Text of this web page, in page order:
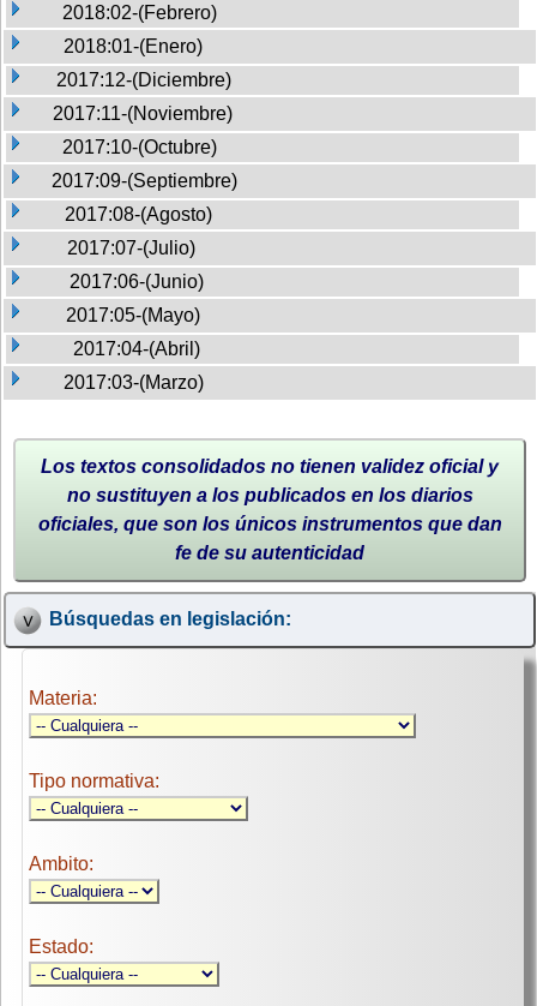
2018:02-(Febrero)
2018:01-(Enero)
2017:12-(Diciembre)
2017:11-(Noviembre)
2017:10-(Octubre)
2017:09-(Septiembre)
2017:08-(Agosto)
2017:07-(Julio)
2017:06-(Junio)
2017:05-(Mayo)
2017:04-(Abril)
2017:03-(Marzo)
Los textos consolidados no tienen validez oficial y
no sustituyen a los publicados en los diarios
oficiales, que son los únicos instrumentos que dan
fe de su autenticidad
Búsquedas en legislación:
Materia:
Tipo normativa:
Ambito:
Estado: